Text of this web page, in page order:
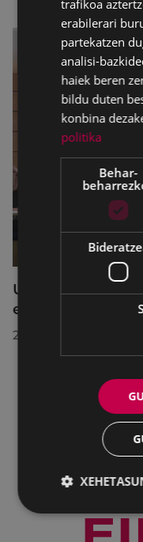
Udalbatzak
egindako
2026/07/28
trafikoa
erabilerari
partekatzen
analisi-
haiek beren
bildu duten
konbina
politika
Behar-